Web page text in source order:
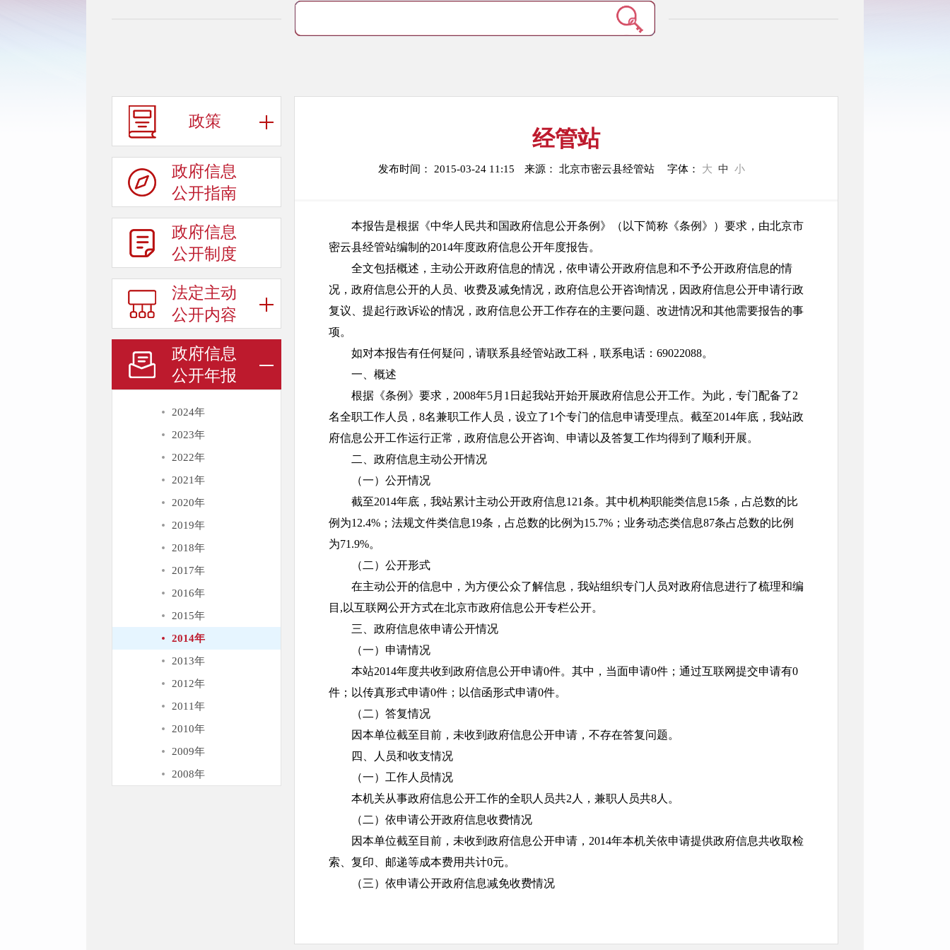
政策
政府信息
公开指南
政府信息
公开制度
法定主动
公开内容
政府信息
公开年报
2024年
2023年
2022年
2021年
2020年
2019年
2018年
2017年
2016年
2015年
2014年
2013年
2012年
2011年
2010年
2009年
2008年
经管站
发布时间： 2015-03-24 11:15 来源： 北京市密云县经管站 字体： 大 中 小
本报告是根据《中华人民共和国政府信息公开条例》（以下简称《条例》）要求，由北京市
密云县经管站编制的2014年度政府信息公开年度报告。
全文包括概述，主动公开政府信息的情况，依申请公开政府信息和不予公开政府信息的情
况，政府信息公开的人员、收费及减免情况，政府信息公开咨询情况，因政府信息公开申请行政
复议、提起行政诉讼的情况，政府信息公开工作存在的主要问题、改进情况和其他需要报告的事
项。
如对本报告有任何疑问，请联系县经管站政工科，联系电话：69022088。
一、概述
根据《条例》要求，2008年5月1日起我站开始开展政府信息公开工作。为此，专门配备了2
名全职工作人员，8名兼职工作人员，设立了1个专门的信息申请受理点。截至2014年底，我站政
府信息公开工作运行正常，政府信息公开咨询、申请以及答复工作均得到了顺利开展。
二、政府信息主动公开情况
（一）公开情况
截至2014年底，我站累计主动公开政府信息121条。其中机构职能类信息15条，占总数的比
例为12.4%；法规文件类信息19条，占总数的比例为15.7%；业务动态类信息87条占总数的比例
为71.9%。
（二）公开形式
在主动公开的信息中，为方便公众了解信息，我站组织专门人员对政府信息进行了梳理和编
目,以互联网公开方式在北京市政府信息公开专栏公开。
三、政府信息依申请公开情况
（一）申请情况
本站2014年度共收到政府信息公开申请0件。其中，当面申请0件；通过互联网提交申请有0
件；以传真形式申请0件；以信函形式申请0件。
（二）答复情况
因本单位截至目前，未收到政府信息公开申请，不存在答复问题。
四、人员和收支情况
（一）工作人员情况
本机关从事政府信息公开工作的全职人员共2人，兼职人员共8人。
（二）依申请公开政府信息收费情况
因本单位截至目前，未收到政府信息公开申请，2014年本机关依申请提供政府信息共收取检
索、复印、邮递等成本费用共计0元。
（三）依申请公开政府信息减免收费情况
（四）与诉讼有关的费用支出